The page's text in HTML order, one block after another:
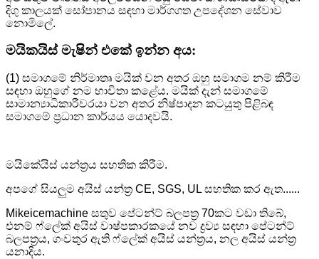
දිගු කාලයක් සෝපානය සඳහා මාර්ගගත උපදේශන සේවාව
නොමිලේ.
මයිකයිස් මැෂින් එකේ ඉන්න අය:
(1) සමාගමේ නිර්මාතෘ මයික් වන අතර ඔහු සමාගම නම් කිරීම
සඳහා ඔහුගේ නම භාවිතා කළේය. මයික් දැන් සමාගමේ
සාමාන්‍යාධිකාරීවරයා වන අතර නිෂ්පාදන කටයුතු පිළිබඳ
සමාගමේ ප්‍රධාන කාර්යය යොදවයි.
මයිකේයිස් යන්ත්‍රය සහතික කිරීම.
අපගේ සියලුම අයිස් යන්ත්‍ර CE, SGS, UL සහතික කර ඇත......
Mikeicemachine සතුව පේටන්ට් බලපත්‍ර 70කට වඩා තිබේ,
එනම් ෆ්ලේක් අයිස් වාෂ්පකාරකයේ නව ද්‍රව්‍ය සඳහා පේටන්ට්
බලපත්‍රය, ගංවතුර ඇති ෆ්ලේක් අයිස් යන්ත්‍රය, නල අයිස් යන්ත්‍ර
යනාදිය.